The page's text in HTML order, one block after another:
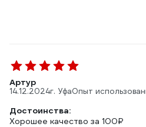
Артур
14.12.2024г. УфаОпыт
Достоинства:
Хорошее качество за 100₽